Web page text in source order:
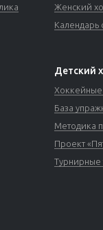
Женский
Календарь
Детский
База
Методика
Проект
Турнирные